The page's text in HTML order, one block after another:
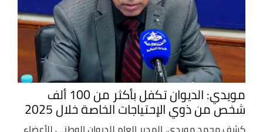
مويدي: الديوان تكفل بأكثر من 100 ألف
شخص من ذوي الإحتياجات الخاصة خلال 2025